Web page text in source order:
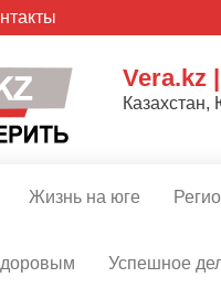
Vera.kz
Жизнь на юге
Успешное